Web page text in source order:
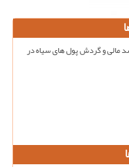
مالی و گردش پول های سیاه در